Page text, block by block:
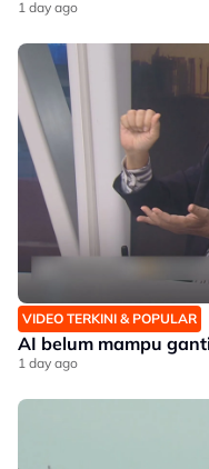
1 day ago
VIDEO TERKINI & POPULAR
AI belum mampu
1 day ago